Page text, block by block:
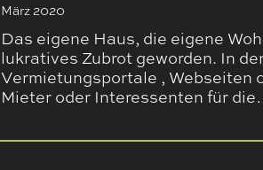
März 2020
Das eigene Haus, die eigene
lukratives Zubrot geworden. In
Vermietungsportale , Webseiten
Mieter oder Interessenten für